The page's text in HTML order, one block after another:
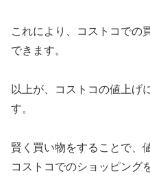
これにより、コストコでの
できます。
以上が、コストコの値上げ
す。
賢く買い物をすることで、
コストコでのショッピング